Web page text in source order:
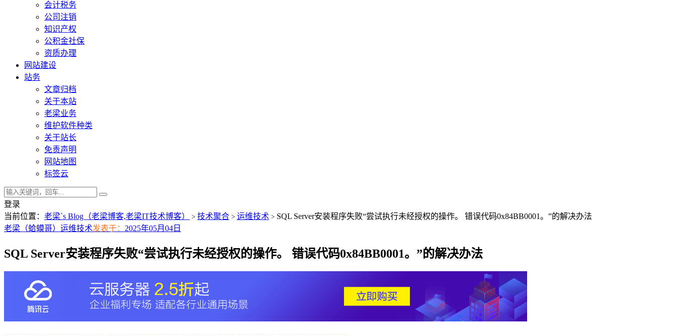
会计税务
公司注销
知识产权
公积金社保
资质办理
网站建设
站务
文章归档
关于本站
老梁业务
维护软件种类
关于站长
免责声明
网站地图
标签云
登录
当前位置： 老梁`s Blog（老梁博客,老梁IT技术博客） > 技术聚合 > 运维技术 > SQL Server安装程序失败“尝试执行未经授权的操作。 错误代码0x84BB0001。”的解决办法
老梁（蛤蟆哥） 运维技术发表于： 2025年05月04日
SQL Server安装程序失败“尝试执行未经授权的操作。 错误代码0x84BB0001。”的解决办法